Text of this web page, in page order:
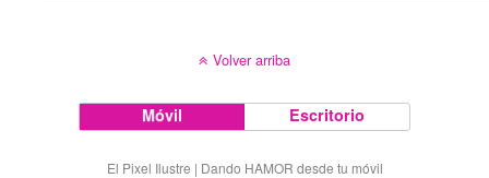
Volver arriba
Móvil Escritorio
El Pixel Ilustre | Dando HAMOR desde tu móvil